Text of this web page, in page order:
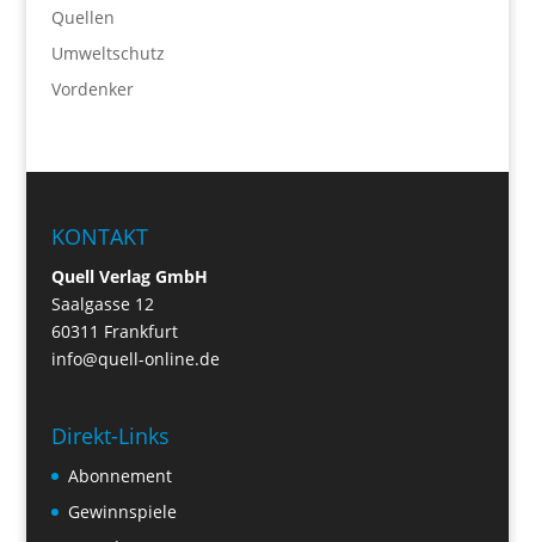
Quellen
Umweltschutz
Vordenker
KONTAKT
Quell Verlag GmbH
Saalgasse 12
60311 Frankfurt
info@quell-online.de
Direkt-Links
Abonnement
Gewinnspiele